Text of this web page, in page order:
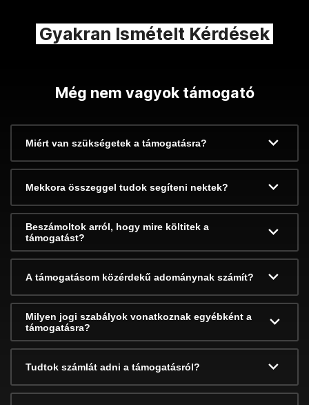
Gyakran Ismételt Kérdések
Még nem vagyok támogató
Miért van szükségetek a támogatásra?
Mekkora összeggel tudok segíteni nektek?
Beszámoltok arról, hogy mire költitek a
támogatást?
A támogatásom közérdekű adománynak számít?
Milyen jogi szabályok vonatkoznak egyébként a
támogatásra?
Tudtok számlát adni a támogatásról?